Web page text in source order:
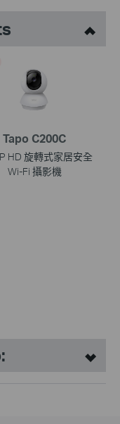
Tapo C200C
HD 旋轉式家居安全
Wi-Fi 攝影機